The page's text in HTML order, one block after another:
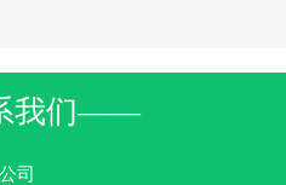
我们——
司